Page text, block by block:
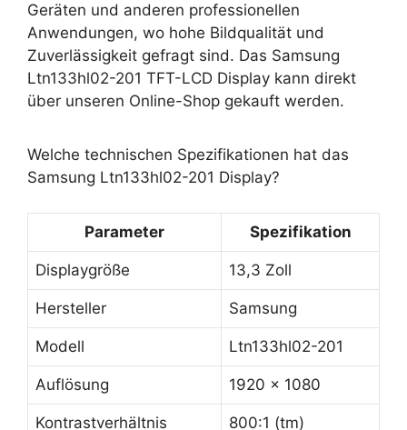
Geräten und anderen professionellen
Anwendungen, wo hohe Bildqualität und
Zuverlässigkeit gefragt sind. Das Samsung
Ltn133hl02-201 TFT-LCD Display kann direkt
über unseren Online-Shop gekauft werden.
Welche technischen Spezifikationen hat das
Samsung Ltn133hl02-201 Display?
Parameter Spezifikation
Displaygröße 13,3 Zoll
Hersteller Samsung
Modell Ltn133hl02-201
Auflösung 1920 x 1080
Kontrastverhältnis 800:1 (tm)